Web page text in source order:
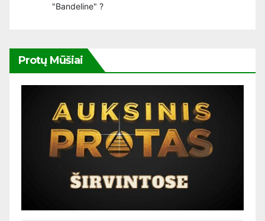
"Bandeline" ?
Protų Mūšiai